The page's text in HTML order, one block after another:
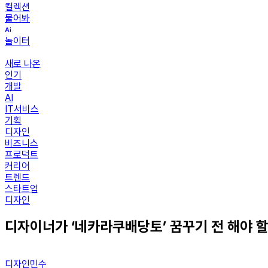
컬렉션
물어봐
놀이터
새로 나온
인기
개발
AI
IT서비스
기획
디자인
비즈니스
프로덕트
커리어
트렌드
스타트업
디자인
디자이너가 ‘네카라쿠배당토’ 꿈꾸기 전 해야
디자인민수